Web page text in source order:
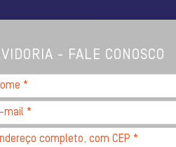
- FALE CONOSCO